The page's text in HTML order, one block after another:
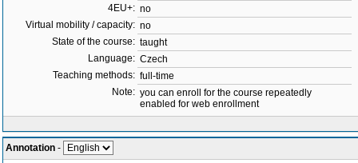
4EU+: no
Virtual mobility / capacity: no
State of the course: taught
Language: Czech
Teaching methods: full-time
Note: you can enroll for the course repeatedly
enabled for web enrollment
Annotation -